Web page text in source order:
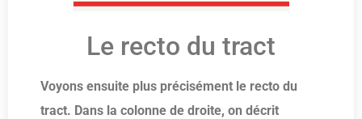
Le recto du tract
Voyons ensuite plus précisément le recto du
tract. Dans la colonne de droite, on décrit